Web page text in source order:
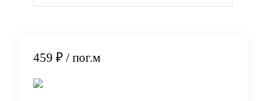
459 ₽ / пог.м